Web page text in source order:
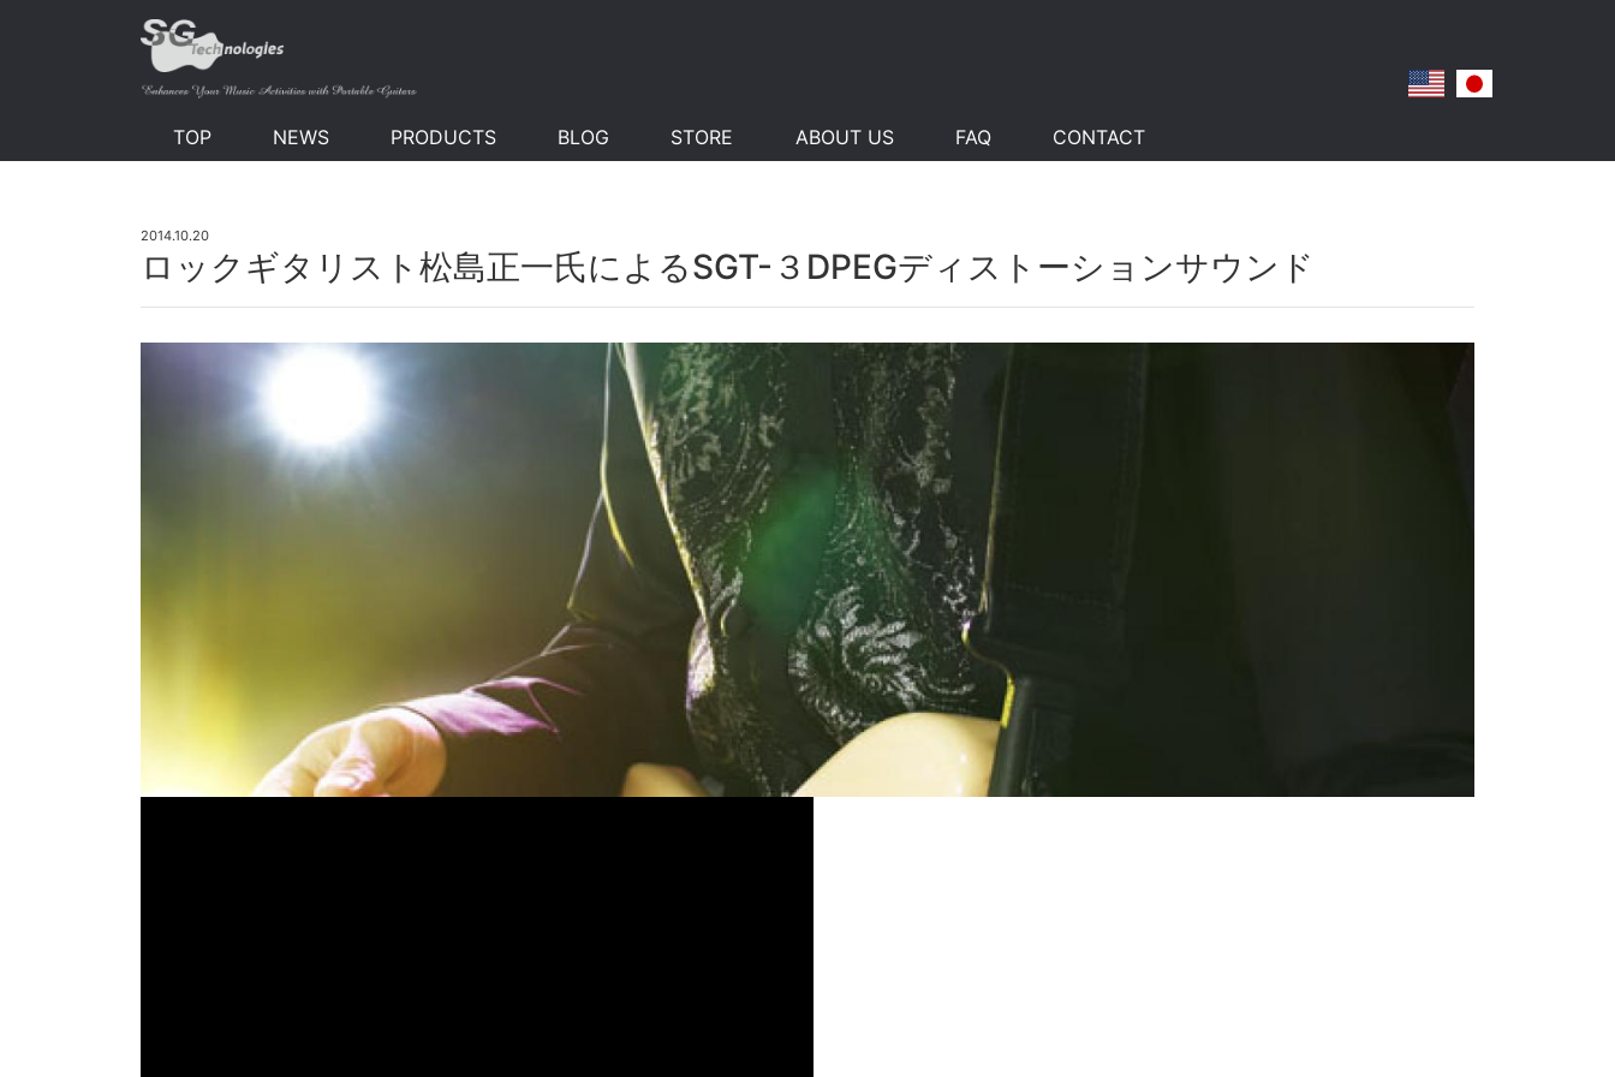
TOP NEWS PRODUCTS BLOG STORE ABOUT US FAQ CONTACT
2014.10.20
ロックギタリスト松島正一氏によるSGT-３DPEGディストーションサウンド